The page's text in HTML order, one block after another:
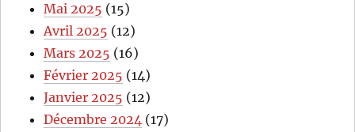
Mai 2025 (15)
Avril 2025 (12)
Mars 2025 (16)
Février 2025 (14)
Janvier 2025 (12)
Décembre 2024 (17)